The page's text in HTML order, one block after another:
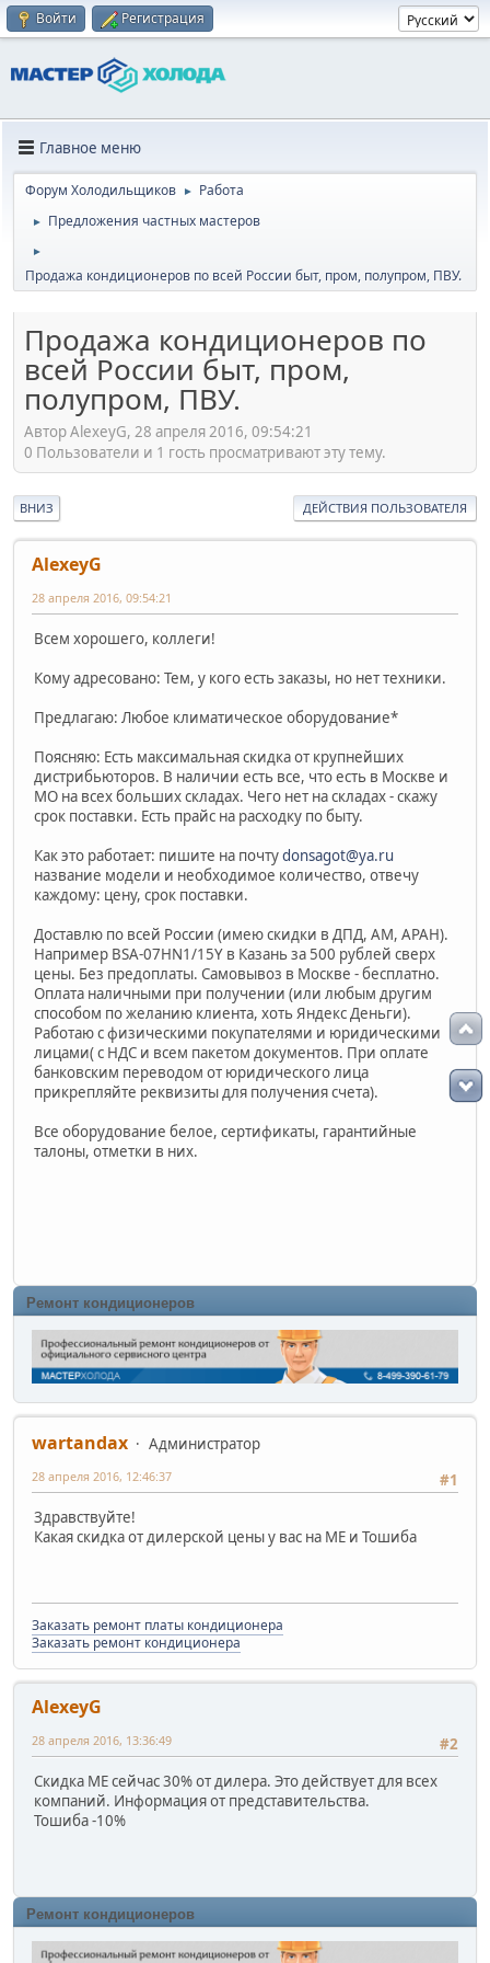
Войти Регистрация
Главное меню
Форум Холодильщиков ► Работа
► Предложения частных мастеров
►
Продажа кондиционеров по всей России быт, пром, полупром, ПВУ.
Продажа кондиционеров по
всей России быт, пром,
полупром, ПВУ.
Автор AlexeyG, 28 апреля 2016, 09:54:21
0 Пользователи и 1 гость просматривают эту тему.
ВНИЗ ДЕЙСТВИЯ ПОЛЬЗОВАТЕЛЯ
AlexeyG
28 апреля 2016, 09:54:21
Всем хорошего, коллеги!
Кому адресовано: Тем, у кого есть заказы, но нет техники.
Предлагаю: Любое климатическое оборудование*
Поясняю: Есть максимальная скидка от крупнейших
дистрибьюторов. В наличии есть все, что есть в Москве и
МО на всех больших складах. Чего нет на складах - скажу
срок поставки. Есть прайс на расходку по быту.
Как это работает: пишите на почтуdonsagot@ya.ru
название модели и необходимое количество, отвечу
каждому: цену, срок поставки.
Доставлю по всей России (имею скидки в ДПД, АМ, АРАН).
Например BSA-07HN1/15Y в Казань за 500 рублей сверх
цены. Без предоплаты. Самовывоз в Москве - бесплатно.
Оплата наличными при получении (или любым другим
способом по желанию клиента, хоть Яндекс Деньги).
Работаю с физическими покупателями и юридическими
лицами( с НДС и всем пакетом документов. При оплате
банковским переводом от юридического лица
прикрепляйте реквизиты для получения счета).
Все оборудование белое, сертификаты, гарантийные
талоны, отметки в них.
Ремонт кондиционеров
wartandax
Администратор
#1
28 апреля 2016, 12:46:37
Здравствуйте!
Какая скидка от дилерской цены у вас на ME и Тошиба
Заказать ремонт платы кондиционера
Заказать ремонт кондиционера
AlexeyG
#2
28 апреля 2016, 13:36:49
Скидка ME сейчас 30% от дилера. Это действует для всех
компаний. Информация от представительства.
Тошиба -10%
Ремонт кондиционеров